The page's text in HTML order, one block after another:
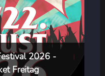
2026 -
Freitag